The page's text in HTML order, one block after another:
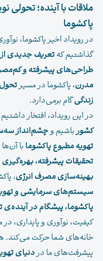
ملاقات با آینده؛ تحولی
پاکشوما
در رویداد اخیر پاکشوما،
گذاشتیم کهتعریف جدیدی
طراحی‌های پیشرفته و
مدرن، پاکشوما در مسیر
زندگیگام برمی‌دارد.
در این رویداد، افتخار
کشورباشیم وچشم‌انداز
تهویه مطبوع پاکشومابا
تحقیقات پیشرفته،
بهینه‌سازی مصرف انرژی،
سیستم‌های سرمایشی و
پاکشوما، پیشگام در
کیفیت، نوآوری و پایداری،
خانه‌های شما حرکت می‌کند.
پیشرفت‌های ما دردنیای